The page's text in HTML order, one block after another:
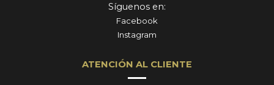
Síguenos en:
Facebook
Instagram
ATENCIÓN AL CLIENTE